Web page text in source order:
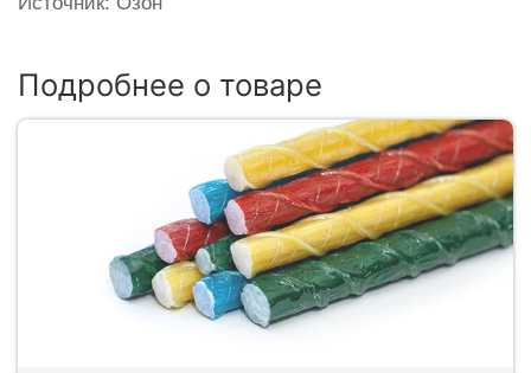
Подробнее о товаре